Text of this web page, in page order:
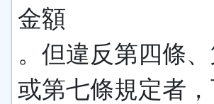
金額
。但違反第四條
或第七條規定者